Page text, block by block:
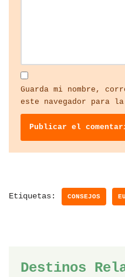
Guarda mi nombre,
este navegador para la
Etiquetas: CONSEJOS
Destinos